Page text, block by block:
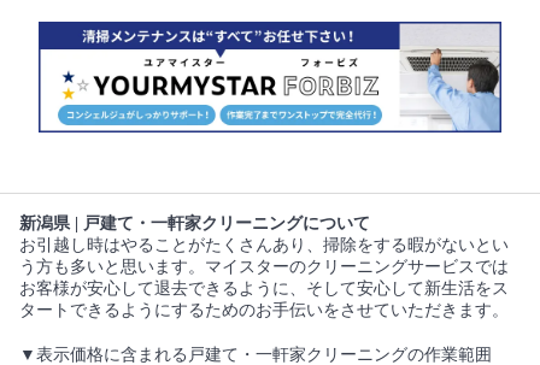
新潟県 | 戸建て・一軒家クリーニングについて
お引越し時はやることがたくさんあり、掃除をする暇がないとい
う方も多いと思います。マイスターのクリーニングサービスでは
お客様が安心して退去できるように、そして安心して新生活をス
タートできるようにするためのお手伝いをさせていただきます。
▼表示価格に含まれる戸建て・一軒家クリーニングの作業範囲